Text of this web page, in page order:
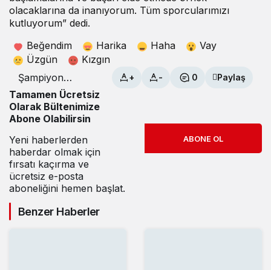
olacaklarına da inanıyorum. Tüm sporcularımızı
kutluyorum” dedi.
Beğendim
Harika Haha
Vay
Üzgün
Kızgın
Şampiyon
sporculardan
Başkan
Bozbey’e
ziyaret
+ - 0 Paylaş
Tamamen Ücretsiz
Olarak Bültenimize
Abone Olabilirsin
Yeni haberlerden
haberdar olmak için
fırsatı kaçırma ve
ücretsiz e-posta
aboneliğini hemen başlat.
ABONE OL
Benzer Haberler